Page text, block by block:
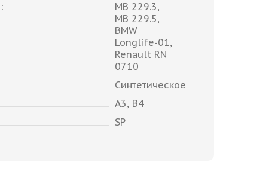
MB 229.3,
MB 229.5,
BMW
Longlife-01,
Renault RN
0710
Синтетическое
A3, B4
SP